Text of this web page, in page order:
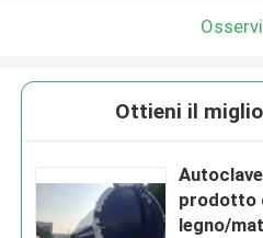
Ottieni il
prodotto
legno/